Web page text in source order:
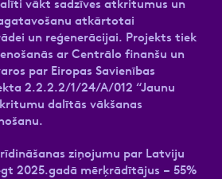
vākt sadzīves atkritumus un
atkārtotai
un reģenerācijai. Projekts tiek
ar Centrālo finanšu un
par Eiropas Savienības
2.2.2.2/1/24/A/012 “Jaunu
dalītās vākšanas
ziņojumu par Latviju
2025.gadā mērķrādītājus – 55%